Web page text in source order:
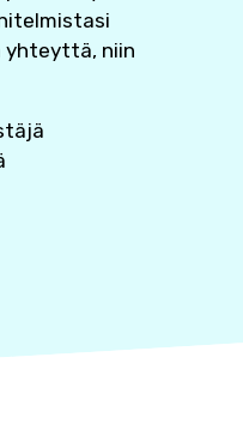
yhteyttä, niin